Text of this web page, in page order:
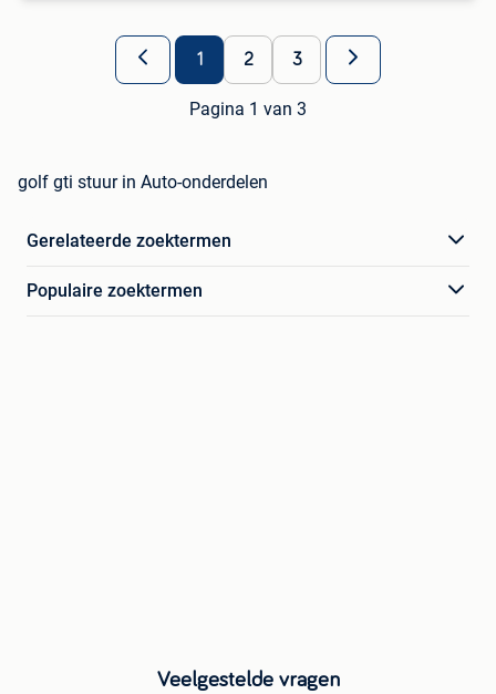
1 2 3
Pagina 1 van 3
golf gti stuur in Auto-onderdelen
Gerelateerde zoektermen
Populaire zoektermen
Veelgestelde vragen